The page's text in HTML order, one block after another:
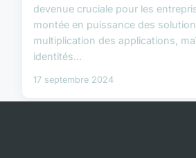
devenue cruciale pour les
montée en puissance des
multiplication des applications,
identités...
17 septembre 2024